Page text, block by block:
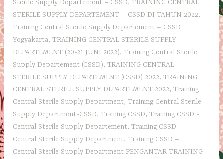
Sterile Supply Departement – CSSD,TRAINING CENTRAL
STERILE SUPPLY DEPARTEMENT – CSSD DI TAHUN 2022,
Training Central Sterile Supply Departement – CSSD
Yogyakarta,TRAINING CENTRAL STERILE SUPPLY
DEPARTEMENT (20-21 JUNI 2022),Training Central Sterile
Supply Departement‎ (CSSD),TRAINING CENTRAL
STERILE SUPPLY DEPARTEMENT (CSSD) 2022,TRAINING
CENTRAL STERILE SUPPLY DEPARTEMENT 2022,Training
Central Sterile Supply Department,Training Central Sterile
Supply Department-CSSD,Training CSSD,Training CSSD -
Central Sterile Supply Departement,Training CSSD -
Central Sterile Supply Department,Training CSSD –
Central Sterile Supply Department PENGANTAR TRAINING